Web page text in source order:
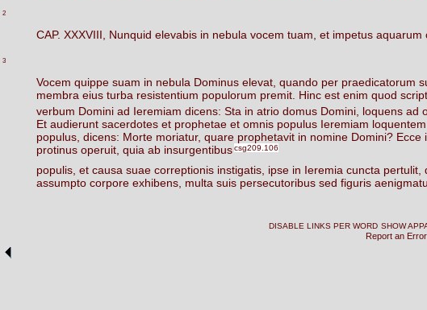
2
CAP. XXXVIII, Nunquid elevabis in nebula vocem tuam, et impetus aquarum
3
Vocem quippe suam in nebula Dominus elevat, quando per praedicatorum
membra eius turba resistentium populorum premit. Hinc est enim quod
verbum Domini ad Ieremiam dicens: Sta in atrio domus Domini, loquens ad
Et audierunt sacerdotes et prophetae et omnis populus Ieremiam loquentem
populus, dicens: Morte moriatur, quare prophetavit in nomine Domini? Ecce
protinus operuit, quia ab insurgentibuscsg209.106
populis, et causa suae correptionis instigatis, ipse in Ieremia cuncta pertulit,
assumpto corpore exhibens, multa suis persecutoribus sed figuris
DISABLE LINKS PER WORD SHOW
Report an